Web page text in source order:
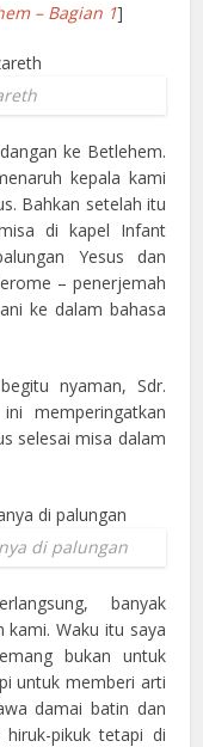
– Bagian 1]
ke Betlehem.
kepala kami
Bahkan setelah itu
di kapel Infant
Yesus dan
– penerjemah
ke dalam bahasa
nyaman, Sdr.
memperingatkan
selesai misa dalam
di palungan
banyak
Waku itu saya
bukan untuk
untuk memberi arti
damai batin dan
pikuk tetapi di